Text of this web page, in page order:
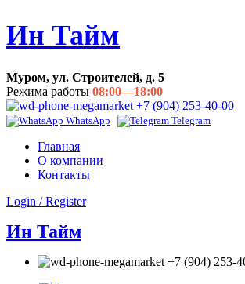
Ин Тайм
Муром, ул. Строителей, д. 5
Режима работы 08:00—18:00
+7 (904) 253-40-00
WhatsApp Telegram
Главная
О компании
Контакты
Login / Register
Ин Тайм
+7 (904) 253-